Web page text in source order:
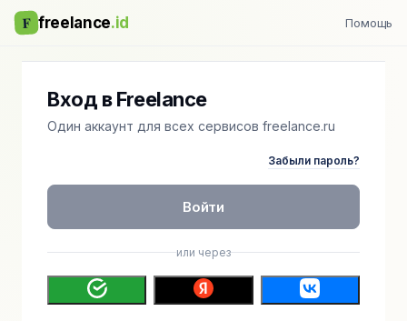
F freelance.id Помощь
Вход в Freelance
Один аккаунт для всех сервисов freelance.ru
Забыли пароль?
Войти
или через